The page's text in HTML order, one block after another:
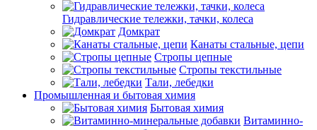
Гидравлические тележки, тачки, колеса
Домкрат
Канаты стальные, цепи
Стропы цепные
Стропы текстильные
Тали, лебедки
Промышленная и бытовая химия
Бытовая химия
Витаминно-